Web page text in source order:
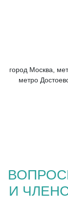
город Москва,
метро
И